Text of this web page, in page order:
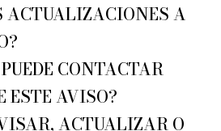
ACTUALIZACIONES A
CONTACTAR
ESTE AVISO?
ACTUALIZAR O